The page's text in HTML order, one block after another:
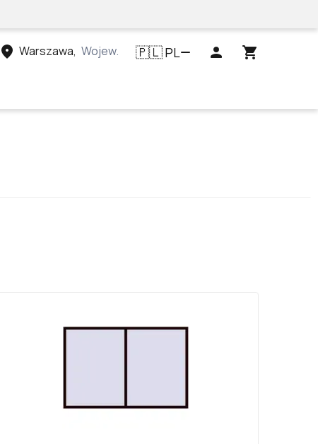
Warszawa, Województwo mazowieckie, Polska
🇵🇱PL